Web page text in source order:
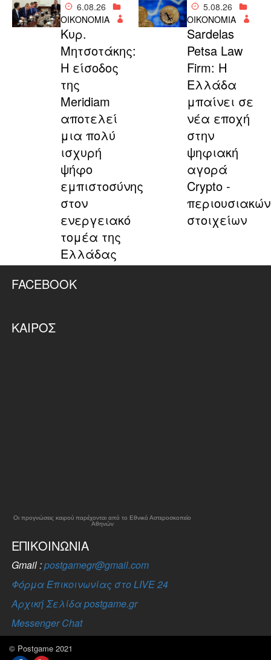
6.08.26
ΟΙΚΟΝΟΜΙΑ
Κυρ.
Μητσοτάκης:
Η είσοδος
της
Meridiam
αποτελεί
μια πολύ
ισχυρή
ψήφο
εμπιστοσύνης
στον
ενεργειακό
τομέα της
Ελλάδας
5.08.26
ΟΙΚΟΝΟΜΙΑ
Sardelas
Petsa Law
Firm: Η
Ελλάδα
μπαίνει σε
νέα εποχή
στην
ψηφιακή
αγορά
Crypto -
περιουσιακών
στοιχείων
FACEBOOK
ΚΑΙΡΌΣ
Οι προγνώσεις καιρού παρέχονται από το Εθνικό Αστεροσκοπείο
Αθηνών
ΕΠΙΚΟΙΝΩΝΊΑ
Gmail :postgamegr@gmail.com
Φόρμα Επικοινωνίας στο LIVE 24
Αρχική Σελίδα postgame.gr
Messenger Chat
© Postgame 2021